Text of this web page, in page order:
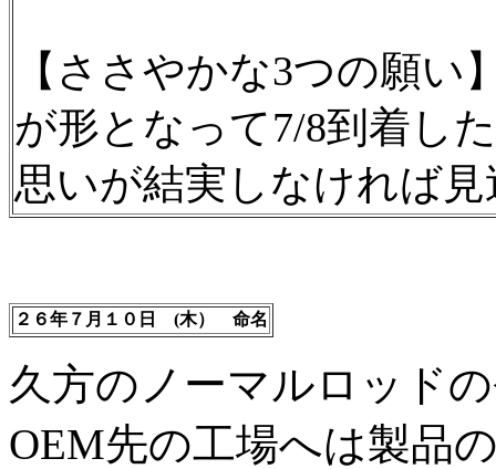
【ささやかな3つの願い
が形となって7/8到着し
思いが結実しなければ
２６年７月１０日 (木） 命名
久方のノーマルロッド
OEM先の工場へは製品